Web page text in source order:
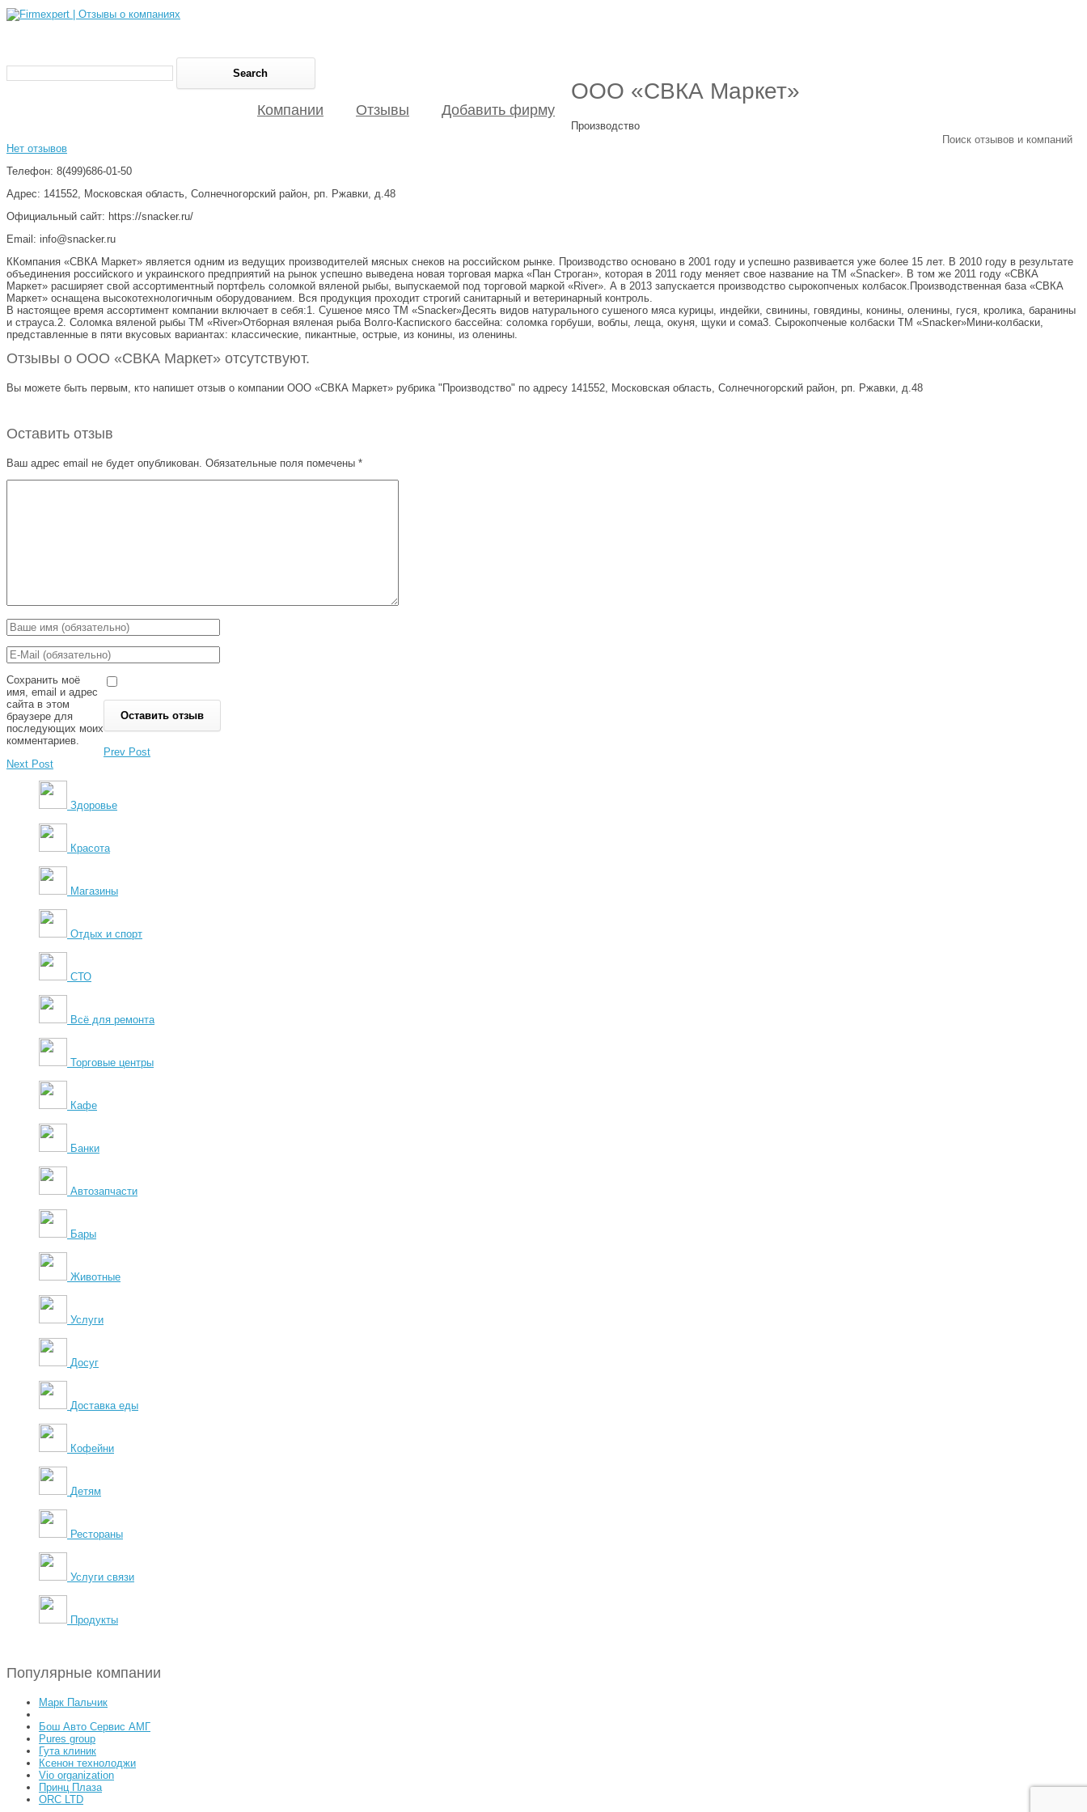
Поиск отзывов и компаний
Компании Отзывы Добавить фирму
ООО «СВКА Маркет»
Производство
Нет отзывов
Телефон: 8(499)686-01-50
Адрес: 141552, Московская область, Солнечногорский район, рп. Ржавки, д.48
Официальный сайт: https://snacker.ru/
Email: info@snacker.ru
ККомпания «СВКА Маркет» является одним из ведущих производителей мясных снеков на российском рынке. Производство основано в 2001 году и успешно развивается уже более 15 лет. В 2010 году в результате
объединения российского и украинского предприятий на рынок успешно выведена новая торговая марка «Пан Строган», которая в 2011 году меняет свое название на ТМ «Snacker». В том же 2011 году «СВКА
Маркет» расширяет свой ассортиментный портфель соломкой вяленой рыбы, выпускаемой под торговой маркой «River». А в 2013 запускается производство сырокопченых колбасок.Производственная база «СВКА
Маркет» оснащена высокотехнологичным оборудованием. Вся продукция проходит строгий санитарный и ветеринарный контроль.
В настоящее время ассортимент компании включает в себя:1. Сушеное мясо ТМ «Snacker»Десять видов натурального сушеного мяса курицы, индейки, свинины, говядины, конины, оленины, гуся, кролика, баранины
и страуса.2. Соломка вяленой рыбы ТМ «River»Отборная вяленая рыба Волго-Каспиского бассейна: соломка горбуши, воблы, леща, окуня, щуки и сома3. Сырокопченые колбаски ТМ «Snacker»Мини-колбаски,
представленные в пяти вкусовых вариантах: классические, пикантные, острые, из конины, из оленины.
Отзывы о ООО «СВКА Маркет» отсутствуют.
Вы можете быть первым, кто напишет отзыв о компании ООО «СВКА Маркет» рубрика "Производство" по адресу 141552, Московская область, Солнечногорский район, рп. Ржавки, д.48
Оставить отзыв
Ваш адрес email не будет опубликован. Обязательные поля помечены *
Сохранить моё
имя, email и адрес
сайта в этом
браузере для
последующих моих
комментариев.
Prev Post
Next Post
Здоровье
Красота
Магазины
Отдых и спорт
СТО
Всё для ремонта
Торговые центры
Кафе
Банки
Автозапчасти
Бары
Животные
Услуги
Досуг
Доставка еды
Кофейни
Детям
Рестораны
Услуги связи
Продукты
Популярные компании
Марк Пальчик
Бош Авто Сервис АМГ
Pures group
Гута клиник
Ксенон технолоджи
Vio organization
Принц Плаза
ORC LTD